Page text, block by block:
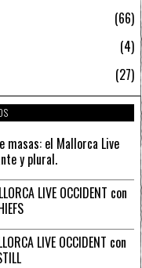
66
4
27
masas: el Mallorca Live
y plural.
LIVE OCCIDENT con
LIVE OCCIDENT con